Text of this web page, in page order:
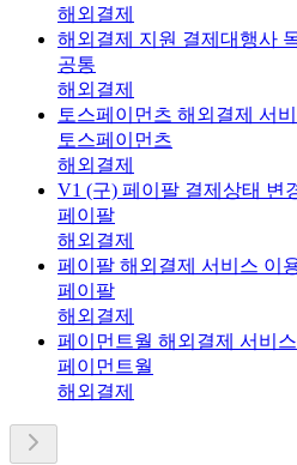
해외결제
해외결제 지원 결제대행사
공통
해외결제
토스페이먼츠 해외결제 서
토스페이먼츠
해외결제
V1 (구) 페이팔 결제상태 변
페이팔
해외결제
페이팔 해외결제 서비스 이
페이팔
해외결제
페이먼트월 해외결제 서비
페이먼트월
해외결제